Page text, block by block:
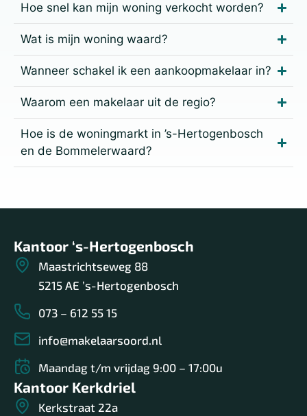
Hoe snel kan mijn woning verkocht worden?
Wat is mijn woning waard?
Wanneer schakel ik een aankoopmakelaar in?
Waarom een makelaar uit de regio?
Hoe is de woningmarkt in ’s-Hertogenbosch
en de Bommelerwaard?
Kantoor ‘s-Hertogenbosch
Maastrichtseweg 88
5215 AE ’s-Hertogenbosch
073 – 612 55 15
info@makelaarsoord.nl
Maandag t/m vrijdag 9:00 – 17:00u
Kantoor Kerkdriel
Kerkstraat 22a